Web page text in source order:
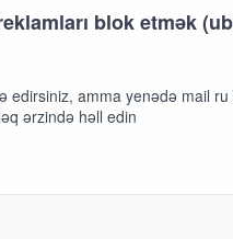
blok etmək
edirsiniz, amma yenədə mail ru
ərzində həll edin